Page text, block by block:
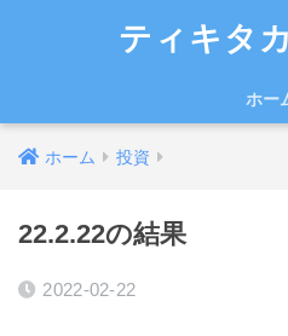
ティキタ
ホー
ホーム 投資
22.2.22の結果
2022-02-22